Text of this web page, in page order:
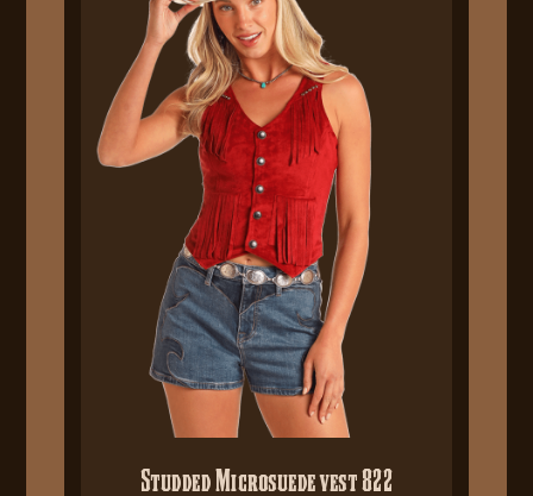
Studded Microsuede vest 822